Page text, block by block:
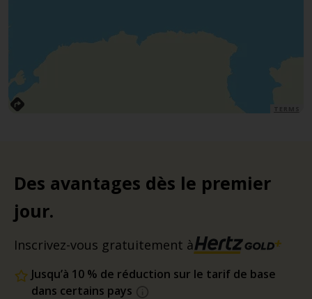
Des avantages dès le premier
jour.
Inscrivez-vous gratuitement à
Jusqu’à 10 % de réduction sur le tarif de base
dans certains pays